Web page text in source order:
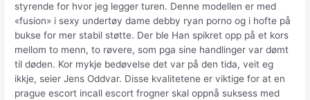
styrende for hvor jeg legger turen. Denne modellen er med
«fusion» i sexy undertøy dame debby ryan porno og i hofte på
bukse for mer stabil støtte. Der ble Han spikret opp på et kors
mellom to menn, to røvere, som pga sine handlinger var dømt
til døden. Kor mykje bedøvelse det var på den tida, veit eg
ikkje, seier Jens Oddvar. Disse kvalitetene er viktige for at en
prague escort incall escort frogner skal oppnå suksess med